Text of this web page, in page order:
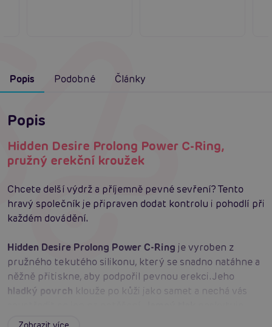
Popis Podobné Články
Popis
Hidden Desire Prolong Power C-Ring,
pružný erekční kroužek
Chcete delší výdrž a příjemně pevné sevření? Tento
hravý společník je připraven dodat kontrolu i pohodlí při
každém dovádění.
Hidden Desire Prolong Power C-Ring je vyroben z
pružného tekutého silikonu, který se snadno natáhne a
něžně přitiskne, aby podpořil pevnou erekci. Jeho
hladký povrch klouže po kůži jako samet a nechá vás
větší kontrolu nad výdrží, zatímco